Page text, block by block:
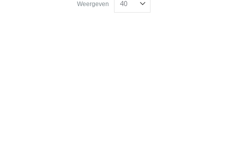
Weergeven